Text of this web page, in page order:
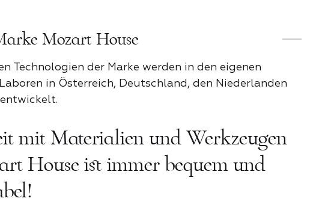
ALLE PRODUKTE DER
Mozart House
Technologien der Marke werden in den eigenen
in Österreich, Deutschland, den Niederlanden
mit Materialien und Werkzeugen
House ist immer bequem und